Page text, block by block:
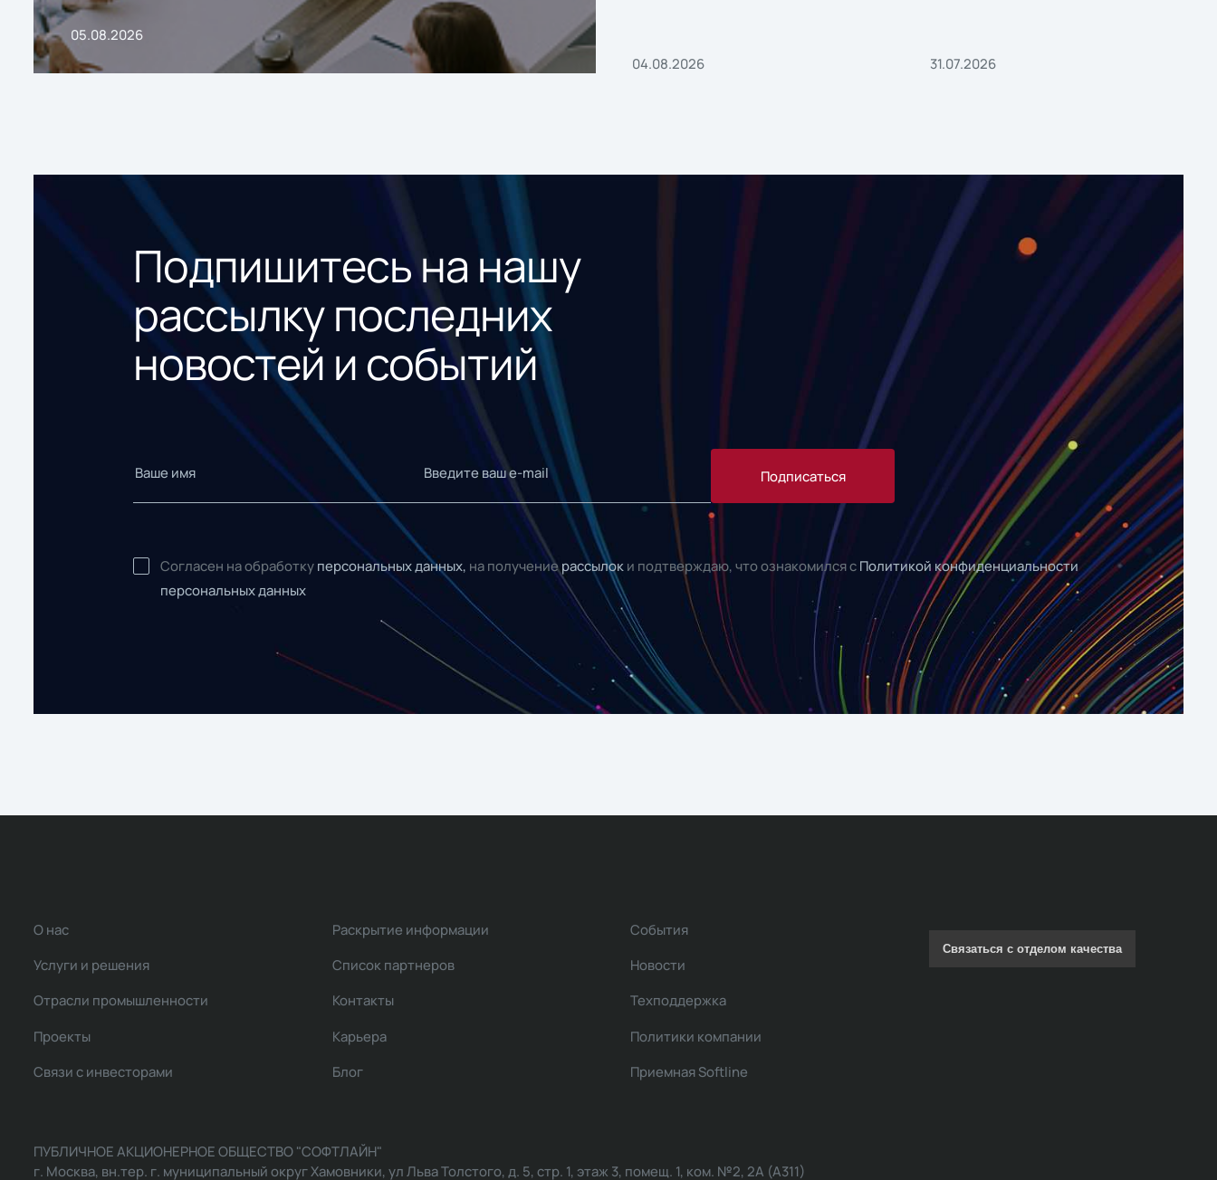
05.08.2026
04.08.2026 31.07.2026
Подпишитесь на нашу
рассылку последних
новостей и событий
Подписаться
Согласен на обработку персональных данных, на получениерассылок и подтверждаю, что ознакомился с Политикой конфиденциальности
персональных данных
О нас
Услуги и решения
Отрасли промышленности
Проекты
Связи с инвесторами
Раскрытие информации
Список партнеров
Контакты
Карьера
Блог
События
Новости
Техподдержка
Политики компании
Приемная Softline
Связаться с отделом качества
ПУБЛИЧНОЕ АКЦИОНЕРНОЕ ОБЩЕСТВО "СОФТЛАЙН"
г. Москва, вн.тер. г. муниципальный округ Хамовники, ул Льва Толстого, д. 5, стр. 1, этаж 3, помещ. 1, ком. №2, 2А (А311)